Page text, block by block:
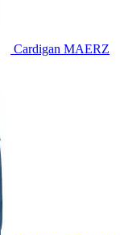
Cardigan MAERZ